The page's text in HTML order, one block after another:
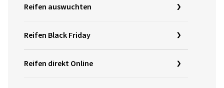
Reifen auswuchten
Reifen Black Friday
Reifen direkt Online